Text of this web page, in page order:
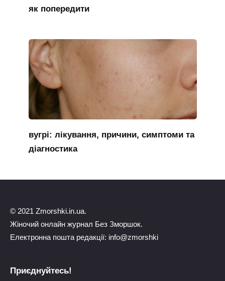
як попередити
вугрі: лікування, причини, симптоми та
діагностика
© 2021 Zmorshki.in.ua.
Жіночий онлайн журнал Без Зморшок.
Електронна пошта редакції: info@zmorshki
Приєднуйтесь!